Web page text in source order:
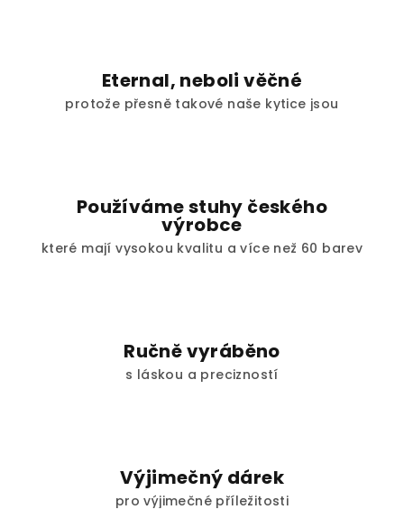
Eternal, neboli věčné
protože přesně takové naše kytice jsou
Používáme stuhy českého
výrobce
které mají vysokou kvalitu a více než 60 barev
Ručně vyráběno
s láskou a precizností
Výjimečný dárek
pro výjimečné příležitosti